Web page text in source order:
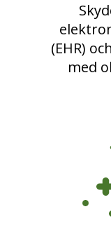
(EHR)
med